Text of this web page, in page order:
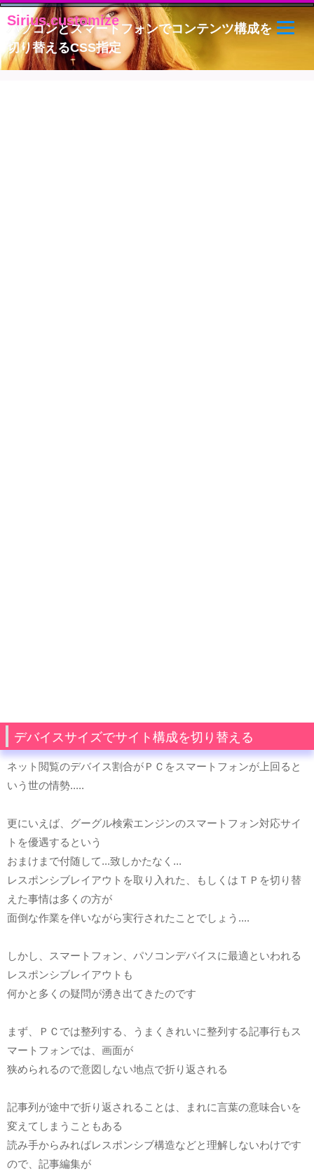
Sirius.customize
Sirius.customize
パソコンとスマートフォンでコンテンツ構成を
切り替えるCSS指定
デバイスサイズでサイト構成を切り替える
ネット閲覧のデバイス割合がＰＣをスマートフォンが上回ると
いう世の情勢.....
更にいえば、グーグル検索エンジンのスマートフォン対応サイ
トを優遇するという
おまけまで付随して...致しかたなく...
レスポンシブレイアウトを取り入れた、もしくはＴＰを切り替
えた事情は多くの方が
面倒な作業を伴いながら実行されたことでしょう....
しかし、スマートフォン、パソコンデバイスに最適といわれる
レスポンシブレイアウトも
何かと多くの疑問が湧き出てきたのです
まず、ＰＣでは整列する、うまくきれいに整列する記事行もス
マートフォンでは、画面が
狭められるので意図しない地点で折り返される
記事列が途中で折り返されることは、まれに言葉の意味合いを
変えてしまうこともある
読み手からみればレスポンシブ構造などと理解しないわけです
ので、記事編集が